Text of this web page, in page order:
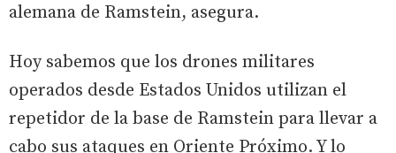
alemana de Ramstein, asegura.
Hoy sabemos que los drones militares
operados desde Estados Unidos utilizan el
repetidor de la base de Ramstein para llevar a
cabo sus ataques en Oriente Próximo. Y lo